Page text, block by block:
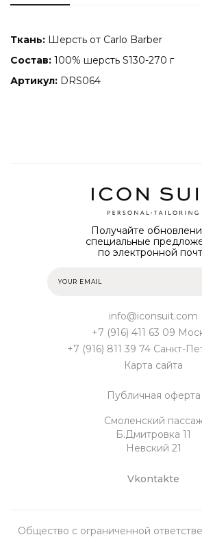
Ткань: Шерсть от Carlo Barber
Состав: 100% шерсть S130-270 г
Артикул: DRS064
Получайте
специальные
по электронной
info@iconsuit.com
+7 (916) 411 63 09
+7 (916) 811 39 74 Санкт-
Карта сайта
Публичная оферта
Смоленский
Б.Дмитровка 11
Невский 21
Vkontakte
Общество с ограниченной